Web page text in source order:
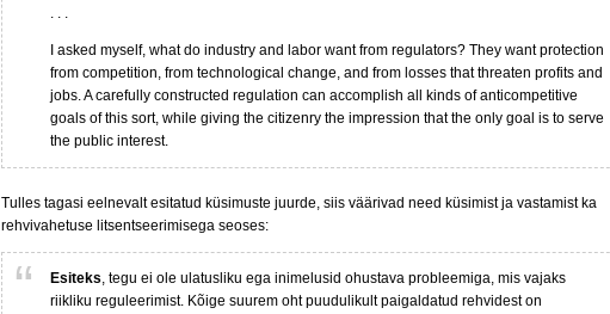
. . .
I asked myself, what do industry and labor want from regulators? They want protection
from competition, from technological change, and from losses that threaten profits and
jobs. A carefully constructed regulation can accomplish all kinds of anticompetitive
goals of this sort, while giving the citizenry the impression that the only goal is to serve
the public interest.
Tulles tagasi eelnevalt esitatud küsimuste juurde, siis väärivad need küsimist ja vastamist ka
rehvivahetuse litsentseerimisega seoses:
Esiteks, tegu ei ole ulatusliku ega inimelusid ohustava probleemiga, mis vajaks
riikliku reguleerimist. Kõige suurem oht puudulikult paigaldatud rehvidest on